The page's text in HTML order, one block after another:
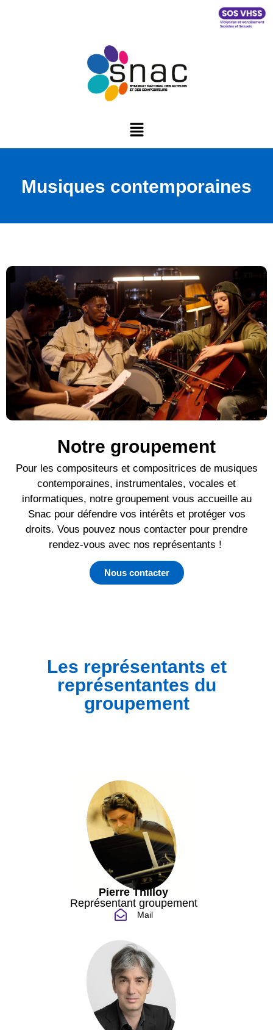
Musiques contemporaines
Notre groupement
Pour les compositeurs et compositrices de musiques
contemporaines, instrumentales, vocales et
informatiques, notre groupement vous accueille au
Snac pour défendre vos intérêts et protéger vos
droits. Vous pouvez nous contacter pour prendre
rendez-vous avec nos représentants !
Nous contacter
Les représentants et
représentantes du
groupement
Pierre Thilloy
Représentant groupement
Mail